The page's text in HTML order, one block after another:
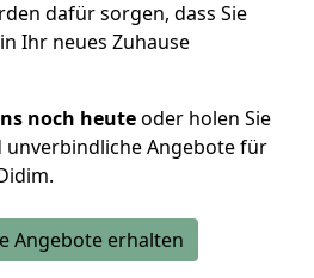
dafür sorgen, dass Sie
in Ihr neues Zuhause
noch heuteoder holen Sie
unverbindliche Angebote für
Angebote erhalten